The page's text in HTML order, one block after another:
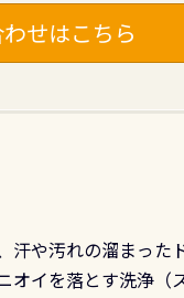
せはこちら
汗や汚れの溜まった
オイを落とす洗浄（